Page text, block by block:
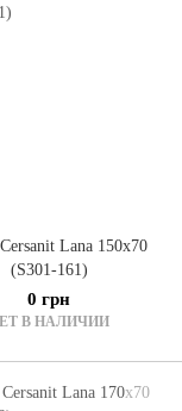
Lana 150x70
(S301-161)
0 грн
В НАЛИЧИИ